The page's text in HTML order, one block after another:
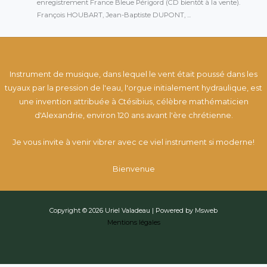
enregistrement France Bleue Périgord (CD bientôt à la vente).
François HOUBART, Jean-Baptiste DUPONT, ...
Instrument de musique, dans lequel le vent était poussé dans les
tuyaux par la pression de l'eau, l'orgue initialement hydraulique, est
une invention attribuée à Ctésibius, célèbre mathématicien
d'Alexandrie, environ 120 ans avant l'ère chrétienne.
Je vous invite à venir vibrer avec ce viel instrument si moderne!
Bienvenue
Copyright © 2026 Uriel Valadeau | Powered by Msweb
Mentions légales